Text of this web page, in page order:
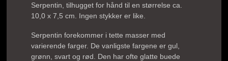
Serpentin, tilhugget for hånd til en størrelse ca.
10,0 x 7,5 cm. Ingen stykker er like.
Serpentin forekommer i tette masser med
varierende farger. De vanligste fargene er gul,
grønn, svart og rød. Den har ofte glatte buede